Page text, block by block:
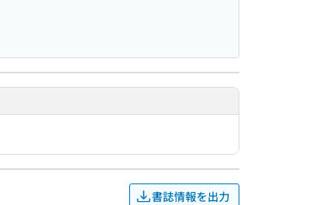
書誌情報を出力